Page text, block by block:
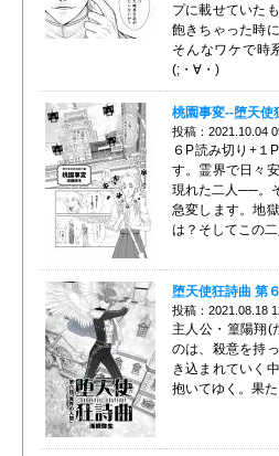
プに載せていた
飽きちゃった時
そんなワケで時
(;・∀・)
桃園事変--堕天使
投稿：2021.10.04
６P読み切り+１
す。霊界で日々
現れた二人──。
急変します。地
は？そしてこの
堕天使狂詩曲 第
投稿：2021.08.18
主人公・篁陽翔(
のは、殺意を持
き込まれていく
抱いてゆく。果